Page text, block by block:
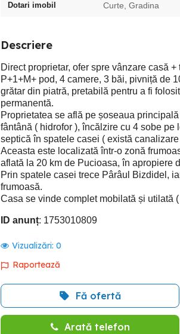
Dotari imobil Curte, Gradina
Descriere
Direct proprietar, ofer spre vânzare casă
P+1+M+ pod, 4 camere, 3 băi, pivniță de
grătar din piatră, pretabilă pentru a fi
permanentă.
Proprietatea se află pe șoseaua
fântână ( hidrofor ), încălzire cu 4 sobe pe
septică în spatele casei ( există
Aceasta este localizată într-o zonă
aflată la 20 km de Pucioasa, în apropiere
Prin spatele casei trece Pârâul Bizdidel,
frumoasă.
Casa se vinde complet mobilată și utilată
ID anunț: 1753010809
Vizualizări: 0
Raportează
Fă ofertă
Arată telefon